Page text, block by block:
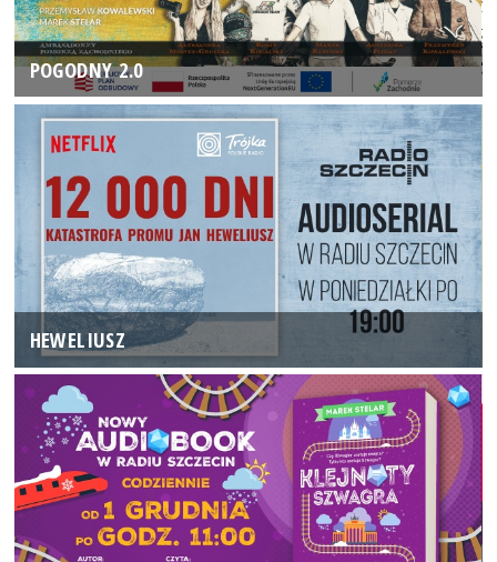
POGODNY 2.0
HEWELIUSZ